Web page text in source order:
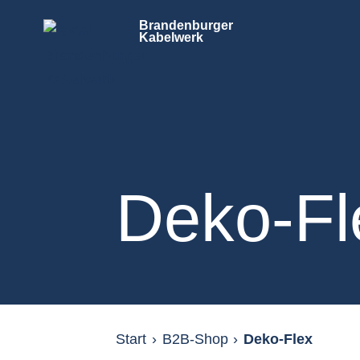
Brandenburger
Kabelwerk
Deko-
Start › B2B-Shop › Deko-Flex